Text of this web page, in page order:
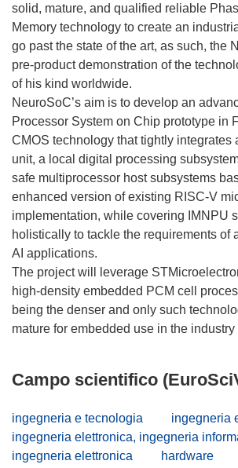
solid, mature, and qualified reliable
Memory technology to create an
go past the state of the art, as such, the
pre-product demonstration of the
of his kind worldwide.
NeuroSoC’s aim is to develop an
Processor System on Chip prototype in
CMOS technology that tightly integrates
unit, a local digital processing
safe multiprocessor host subsystems
enhanced version of existing RISC-V
implementation, while covering IMNPU
holistically to tackle the requirements of
AI applications.
The project will leverage
high-density embedded PCM cell
being the denser and only such
Campo scientifico
ingegneria e tecnologia
ingegneria
ingegneria elettronica, ingegneria
ingegneria elettronica
hardware